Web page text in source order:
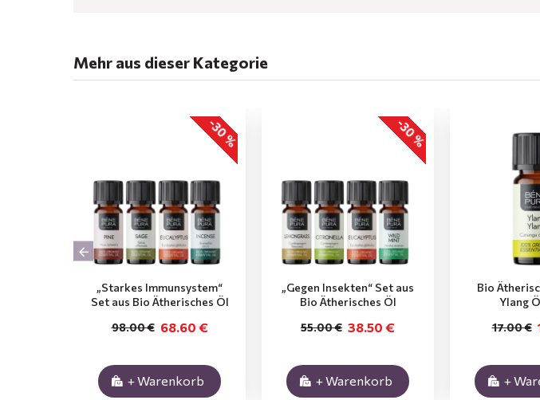
Mehr aus dieser Kategorie
-30 %
„Starkes Immunsystem“
Set aus Bio Ätherisches Öl
68.60 €
98.00 €
+ Warenkorb
-30 %
„Gegen Insekten“ Set aus
Bio Ätherisches Öl
38.50 €
55.00 €
+ Warenkorb
Bio
Ylang
17.00 €
+